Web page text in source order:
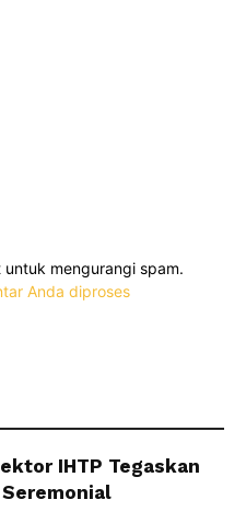
mengurangi spam.
Anda diproses
IHTP Tegaskan
Seremonial